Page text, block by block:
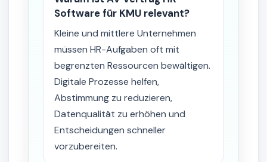
Software für KMU relevant?
Kleine und mittlere Unternehmen
müssen HR-Aufgaben oft mit
begrenzten Ressourcen bewältigen.
Digitale Prozesse helfen,
Abstimmung zu reduzieren,
Datenqualität zu erhöhen und
Entscheidungen schneller
vorzubereiten.